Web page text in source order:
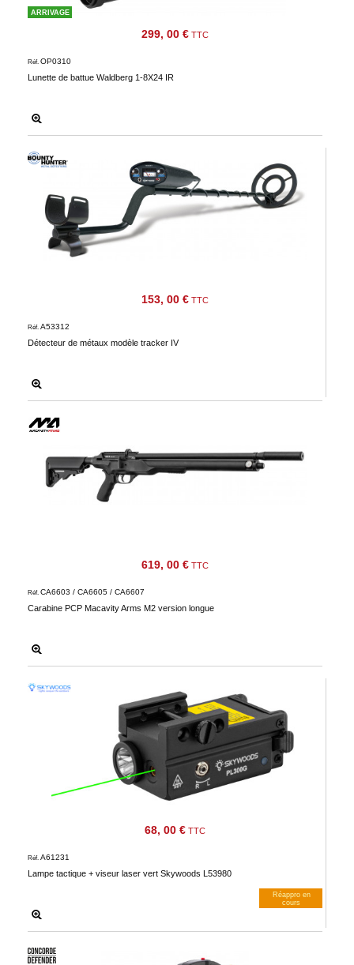
299, 00 € TTC
ARRIVAGE
Lunette de battue Waldberg 1-8X24 IR
Réf. OP0310
153, 00 € TTC
Détecteur de métaux modèle tracker IV
Réf. A53312
619, 00 € TTC
Carabine PCP Macavity Arms M2 version longue
Réf. CA6603 / CA6605 / CA6607
68, 00 € TTC
Lampe tactique + viseur laser vert Skywoods L53980
Réf. A61231
Réappro en
cours